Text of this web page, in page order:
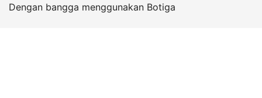
Dengan bangga menggunakan Botiga